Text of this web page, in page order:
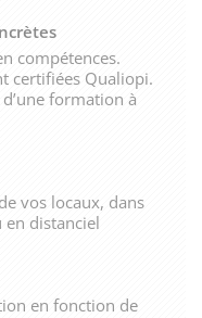
compétences.
certifiées Qualiopi.
formation à
vos locaux, dans
distanciel
en fonction de